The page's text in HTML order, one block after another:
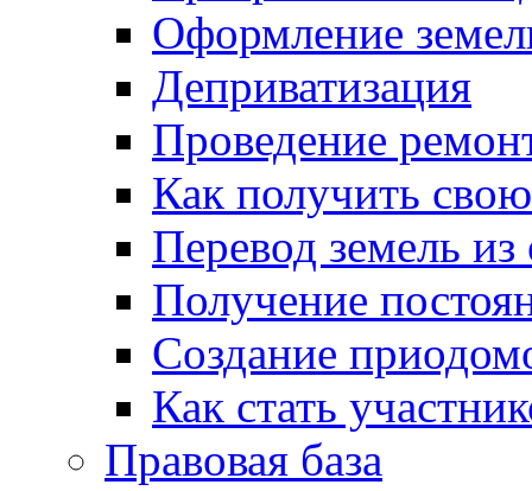
Оформление
Деприватизация
Проведение
Как получить
Перевод земель
Получение
Создание
Как стать
Правовая база